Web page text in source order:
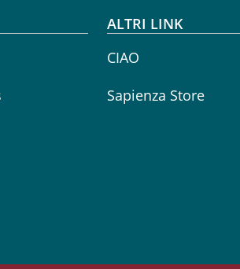
ALTRI LINK
CIAO
Sapienza Store